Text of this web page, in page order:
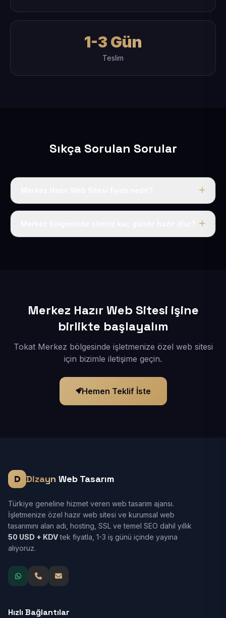
1-3 Gün
Teslim
Sıkça Sorulan Sorular
Tek fiyat uygulanır: yıllık 50 USD + KDV. Bu bedele alan
Merkez Hazır Web Sitesi işine
birlikte başlayalım
Tokat Merkez bölgesinde işletmenize özel web sitesi
için bizimle iletişime geçin.
Hemen Teklif İste
Dizayn Web Tasarım
Türkiye geneline hizmet veren web tasarım ajansı.
İşletmenize özel hazır web sitesi ve kurumsal web
tasarımını alan adı, hosting, SSL ve temel SEO dahil yıllık
50 USD + KDVtek fiyatla, 1-3 iş günü içinde yayına
alıyoruz.
Hızlı Bağlantılar